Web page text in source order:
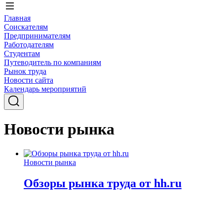
Главная
Соискателям
Предпринимателям
Работодателям
Студентам
Путеводитель по компаниям
Рынок труда
Новости сайта
Календарь мероприятий
Новости рынка
Новости рынка
Обзоры рынка труда от hh.ru